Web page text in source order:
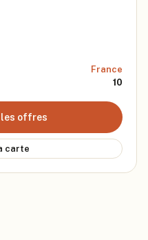
France
10
les offres
carte